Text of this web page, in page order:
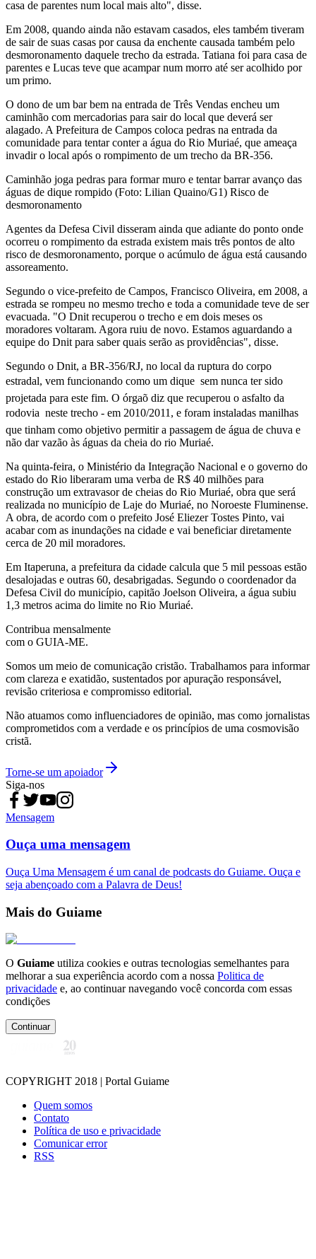
casa de parentes num local mais alto", disse.
Em 2008, quando ainda não estavam casados, eles também tiveram
de sair de suas casas por causa da enchente causada também pelo
desmoronamento daquele trecho da estrada. Tatiana foi para casa de
parentes e Lucas teve que acampar num morro até ser acolhido por
um primo.
O dono de um bar bem na entrada de Três Vendas encheu um
caminhão com mercadorias para sair do local que deverá ser
alagado. A Prefeitura de Campos coloca pedras na entrada da
comunidade para tentar conter a água do Rio Muriaé, que ameaça
invadir o local após o rompimento de um trecho da BR-356.
Caminhão joga pedras para formar muro e tentar barrar avanço das
águas de dique rompido (Foto: Lilian Quaino/G1) Risco de
desmoronamento
Agentes da Defesa Civil disseram ainda que adiante do ponto onde
ocorreu o rompimento da estrada existem mais três pontos de alto
risco de desmoronamento, porque o acúmulo de água está causando
assoreamento.
Segundo o vice-prefeito de Campos, Francisco Oliveira, em 2008, a
estrada se rompeu no mesmo trecho e toda a comunidade teve de ser
evacuada. "O Dnit recuperou o trecho e em dois meses os
moradores voltaram. Agora ruiu de novo. Estamos aguardando a
equipe do Dnit para saber quais serão as providências", disse.
Segundo o Dnit, a BR-356/RJ, no local da ruptura do corpo
estradal, vem funcionando como um dique  sem nunca ter sido
projetada para este fim. O órgaõ diz que recuperou o asfalto da
rodovia  neste trecho - em 2010/2011, e foram instaladas manilhas
que tinham como objetivo permitir a passagem de água de chuva e
não dar vazão às águas da cheia do rio Muriaé.
Na quinta-feira, o Ministério da Integração Nacional e o governo do
estado do Rio liberaram uma verba de R$ 40 milhões para
construção um extravasor de cheias do Rio Muriaé, obra que será
realizada no município de Laje do Muriaé, no Noroeste Fluminense.
A obra, de acordo com o prefeito José Eliezer Tostes Pinto, vai
acabar com as inundações na cidade e vai beneficiar diretamente
cerca de 20 mil moradores.
Em Itaperuna, a prefeitura da cidade calcula que 5 mil pessoas estão
desalojadas e outras 60, desabrigadas. Segundo o coordenador da
Defesa Civil do município, capitão Joelson Oliveira, a água subiu
1,3 metros acima do limite no Rio Muriaé.
Contribua mensalmente
com o GUIA-ME.
Somos um meio de comunicação cristão. Trabalhamos para informar
com clareza e exatidão, sustentados por apuração responsável,
revisão criteriosa e compromisso editorial.
Não atuamos como influenciadores de opinião, mas como jornalistas
comprometidos com a verdade e os princípios de uma cosmovisão
cristã.
Torne-se um apoiador
Siga-nos
Mensagem
Ouça uma mensagem
Ouça Uma Mensagem é um canal de podcasts do Guiame. Ouça e
seja abençoado com a Palavra de Deus!
Mais do Guiame
O Guiame utiliza cookies e outras tecnologias semelhantes para
melhorar a sua experiência acordo com a nossa Politica de
privacidade e, ao continuar navegando você concorda com essas
condições
Continuar
COPYRIGHT 2018 | Portal Guiame
Quem somos
Contato
Política de uso e privacidade
Comunicar error
RSS